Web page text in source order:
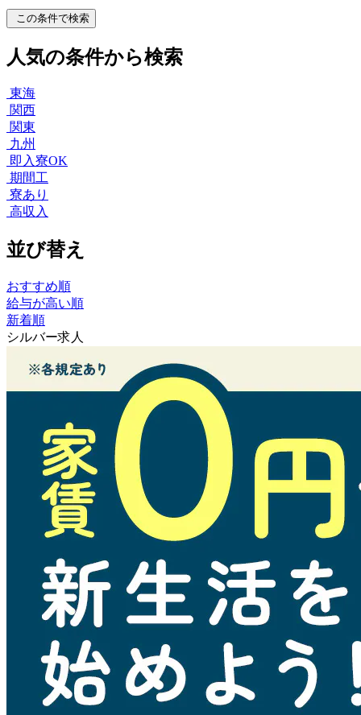
この条件で検索
人気の条件から検索
東海
関西
関東
九州
即入寮OK
期間工
寮あり
高収入
並び替え
おすすめ順
給与が高い順
新着順
シルバー求人